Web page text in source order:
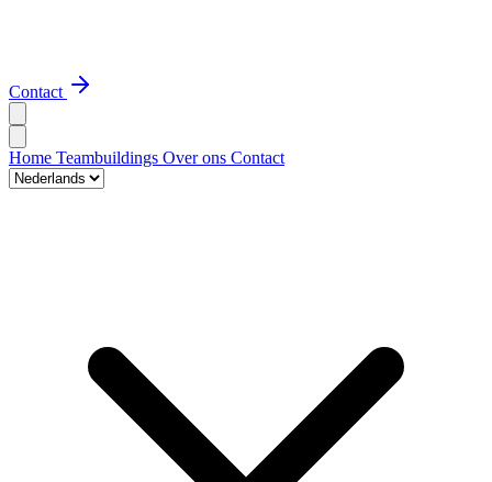
Contact
Home Teambuildings Over ons Contact